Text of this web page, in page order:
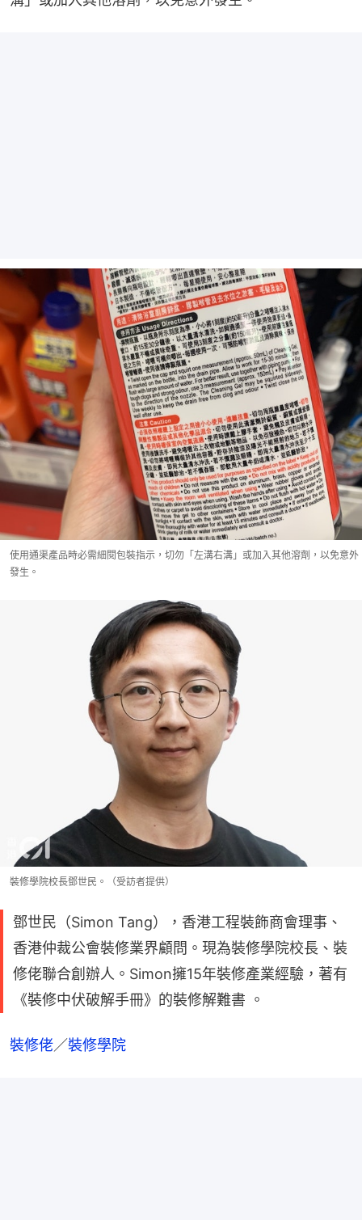
使用通渠產品時必需細閱包裝指示，切勿「左溝右溝」或加入其他溶劑，以免意外
發生。
裝修學院校長鄧世民。（受訪者提供）
鄧世民（Simon Tang），香港工程裝飾商會理事、
香港仲裁公會裝修業界顧問。現為裝修學院校長、裝
修佬聯合創辦人。Simon擁15年裝修產業經驗，著有
《裝修中伏破解手冊》的裝修解難書 。
裝修佬／裝修學院